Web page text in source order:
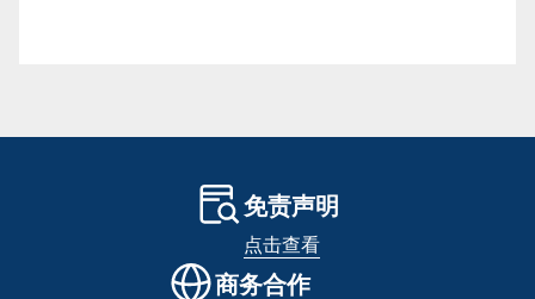
免责声明
点击查看
商务合作